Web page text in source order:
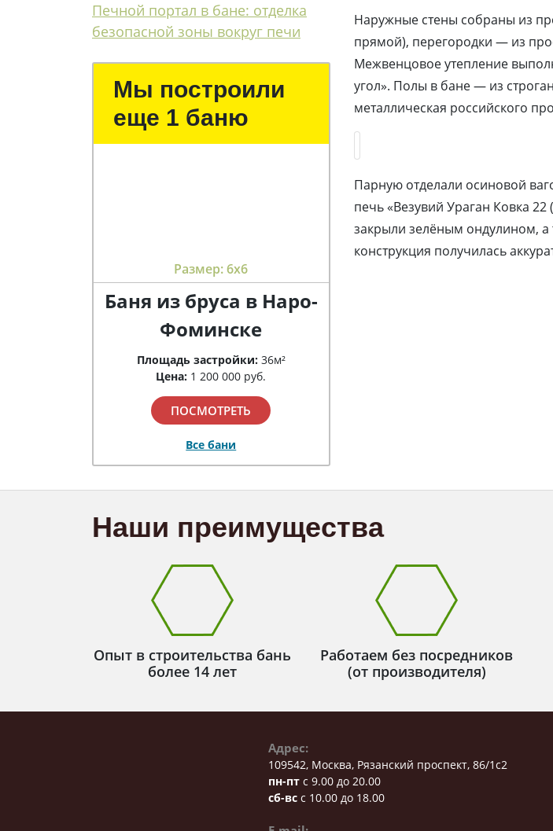
Печной портал в бане: отделка
безопасной зоны вокруг печи
Мы построили
еще 1 баню
Размер: 6х6
Баня из бруса в Наро-
Фоминске
Площадь застройки: 36м²
Цена: 1 200 000 руб.
ПОСМОТРЕТЬ
Все бани
Наружные стены собраны из
прямой), перегородки — из
Межвенцовое утепление
угол». Полы в бане — из
металлическая российского
Парную отделали осиновой
печь «Везувий Ураган Ковка
закрыли зелёным ондулином,
конструкция получилась
Наши преимущества
Опыт в строительства бань
более 14 лет
Работаем без посредников
(от производителя)
Адрес:
109542, Москва, Рязанский проспект, 86/1с2
пн-птс 9.00 до 20.00
сб-всс 10.00 до 18.00